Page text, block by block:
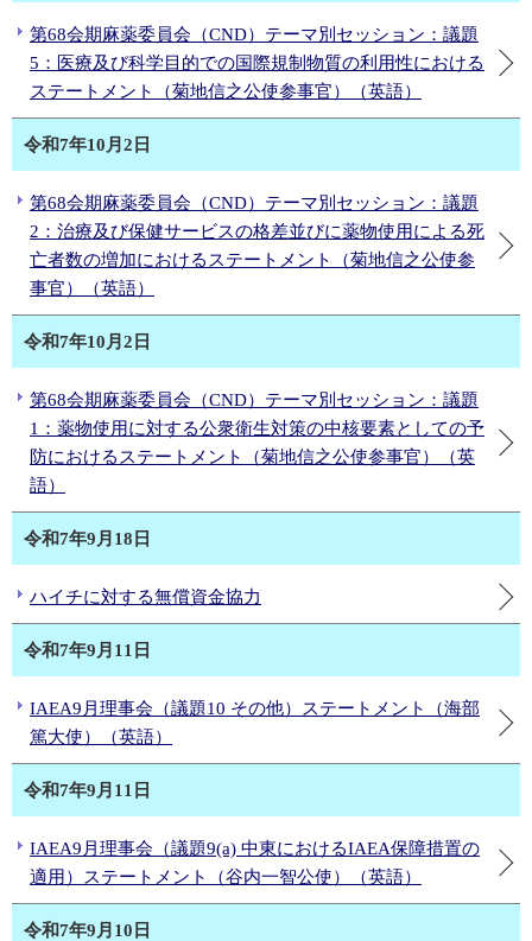
第68会期麻薬委員会（CND）テーマ別セッション：議題
5：医療及び科学目的での国際規制物質の利用性における
ステートメント（菊地信之公使参事官）（英語）
令和7年10月2日
第68会期麻薬委員会（CND）テーマ別セッション：議題
2：治療及び保健サービスの格差並びに薬物使用による死
亡者数の増加におけるステートメント（菊地信之公使参
事官）（英語）
令和7年10月2日
第68会期麻薬委員会（CND）テーマ別セッション：議題
1：薬物使用に対する公衆衛生対策の中核要素としての予
防におけるステートメント（菊地信之公使参事官）（英
語）
令和7年9月18日
ハイチに対する無償資金協力
令和7年9月11日
IAEA9月理事会（議題10 その他）ステートメント（海部
篤大使）（英語）
令和7年9月11日
IAEA9月理事会（議題9(a) 中東におけるIAEA保障措置の
適用）ステートメント（谷内一智公使）（英語）
令和7年9月10日